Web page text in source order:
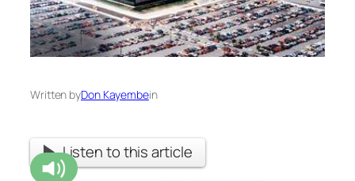
Written byDon Kayembein
Listen to this article